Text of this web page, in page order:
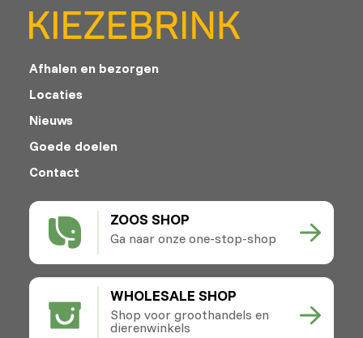
ZOOS SHOP
Ga naar onze one-stop-shop
WHOLESALE SHOP
Shop voor groothandels en
dierenwinkels
Afhalen en bezorgen
Locaties
Nieuws
Goede doelen
Contact